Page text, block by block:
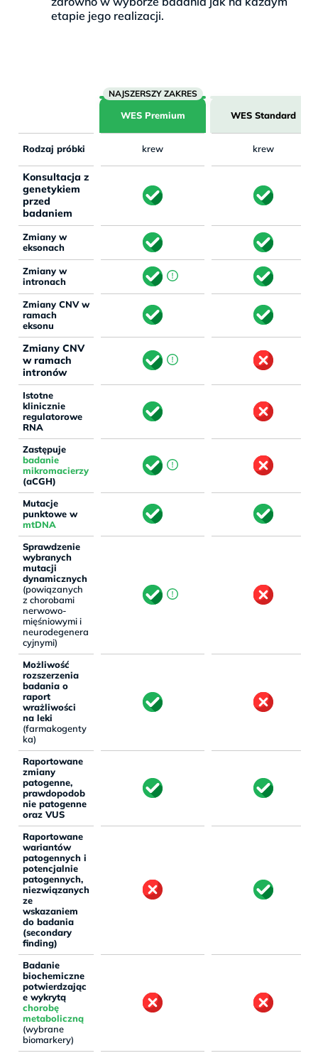
etapie jego realizacji.
WES Premium WES Standard
Rodzaj próbki krew krew
Konsultacja z
genetykiem
przed
badaniem
Zmiany w
eksonach
Zmiany w
intronach
Zmiany CNV w
ramach
eksonu
Zmiany CNV
w ramach
intronów
Istotne
klinicznie
regulatorowe
RNA
Zastępuje
badanie
mikromacierzy
(aCGH)
Mutacje
punktowe w
mtDNA
Sprawdzenie
wybranych
mutacji
dynamicznych
(powiązanych
z chorobami
nerwowo-
mięśniowymi i
neurodegenera
cyjnymi)
Możliwość
rozszerzenia
badania o
raport
wrażliwości
na leki
(farmakogenty
ka)
Raportowane
zmiany
patogenne,
prawdopodob
nie patogenne
oraz VUS
Raportowane
wariantów
patogennych i
potencjalnie
patogennych,
niezwiązanych
ze
wskazaniem
do badania
(secondary
finding)
Badanie
biochemiczne
potwierdzając
e wykrytą
chorobę
metaboliczną
(wybrane
biomarkery)